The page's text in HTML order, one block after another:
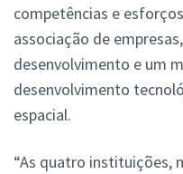
competências e
associação de
desenvolvimento e um
desenvolvimento
espacial.
“As quatro instituições,